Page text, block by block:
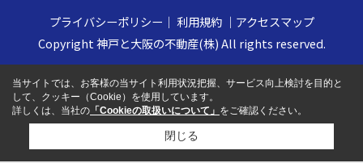
プライバシーポリシー ｜ 利用規約｜ アクセスマップ
Copyright 神戸と大阪の不動産(株) All rights reserved.
当サイトでは、お客様の当サイト利用状況把握、サービス向上検討を目的と
して、クッキー（Cookie）を使用しています。
詳しくは、当社の 「Cookieの取扱いについて」 をご確認ください。
閉じる